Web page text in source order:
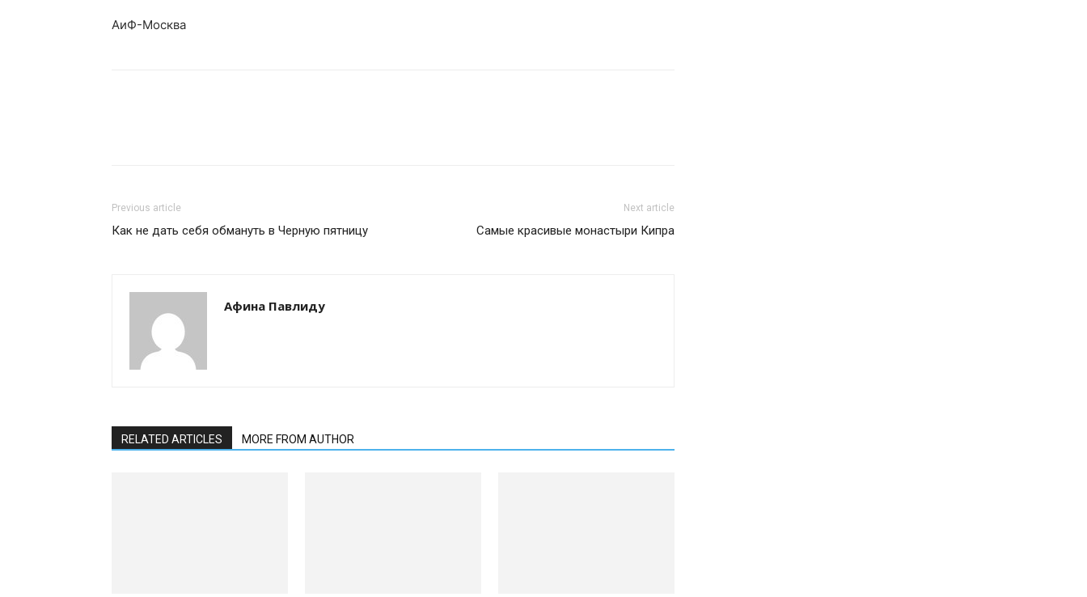
АиФ-Москва
Previous article
Как не дать себя обмануть в Черную пятницу
Next article
Самые красивые монастыри Кипра
Афина Павлиду
RELATED ARTICLES MORE FROM AUTHOR